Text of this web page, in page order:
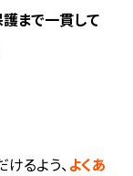
まで一貫して
るよう、よくあ